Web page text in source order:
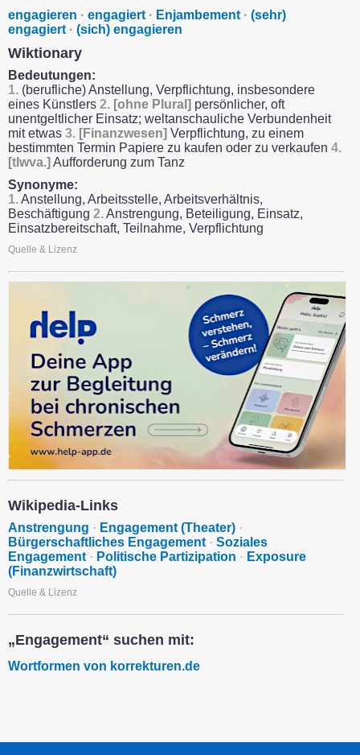
engagieren · engagiert · Enjambement · (sehr)
engagiert · (sich) engagieren
Wiktionary
Bedeutungen:
1. (berufliche) Anstellung, Verpflichtung, insbesondere
eines Künstlers 2. [ohne Plural] persönlicher, oft
unentgeltlicher Einsatz; weltanschauliche Verbundenheit
mit etwas 3. [Finanzwesen] Verpflichtung, zu einem
bestimmten Termin Papiere zu kaufen oder zu verkaufen 4.
[tlwva.] Aufforderung zum Tanz
Synonyme:
1.Anstellung, Arbeitsstelle, Arbeitsverhältnis,
Beschäftigung 2.Anstrengung, Beteiligung, Einsatz,
Einsatzbereitschaft, Teilnahme, Verpflichtung
Quelle & Lizenz
Wikipedia-Links
Anstrengung · Engagement (Theater) ·
Bürgerschaftliches Engagement · Soziales
Engagement · Politische Partizipation · Exposure
(Finanzwirtschaft)
Quelle & Lizenz
„Engagement“ suchen mit:
Wortformen von korrekturen.de